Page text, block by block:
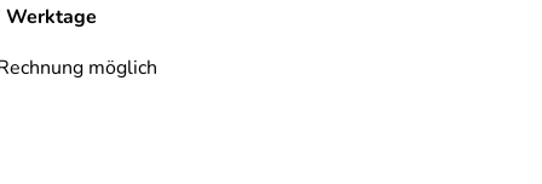
Werktage
möglich